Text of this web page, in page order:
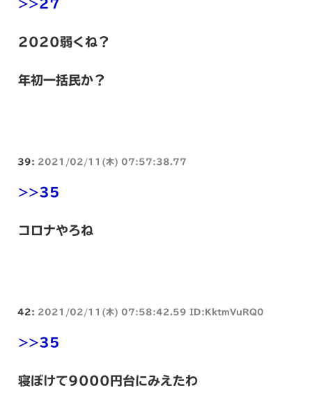
>>27
2020弱くね？
年初一括民か？
39: 2021/02/11(木) 07:57:38.77
>>35
コロナやろね
42: 2021/02/11(木) 07:58:42.59 ID:KktmVuRQ0
>>35
寝ぼけて9000円台にみえたわ